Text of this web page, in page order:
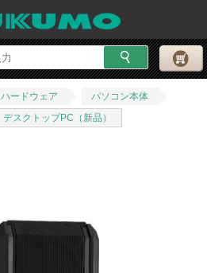
ハードウェア
パソコン本体
デスクトップPC（新品）